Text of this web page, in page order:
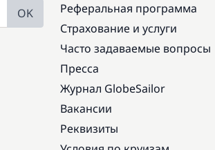
OK
Реферальная программа
Страхование и услуги
Часто задаваемые вопросы
Пресса
Журнал GlobeSailor
Вакансии
Реквизиты